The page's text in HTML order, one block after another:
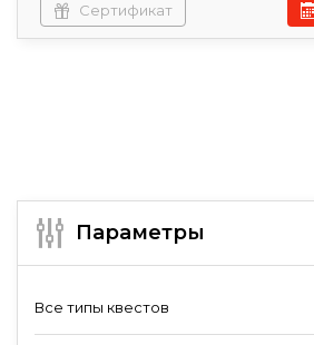
Сертификат
Параметры
Все типы квестов